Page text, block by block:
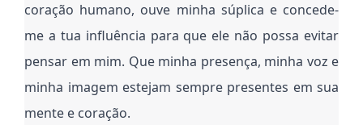
coração humano, ouve minha súplica e concede-
me a tua influência para que ele não possa evitar
pensar em mim. Que minha presença, minha voz e
minha imagem estejam sempre presentes em sua
mente e coração.